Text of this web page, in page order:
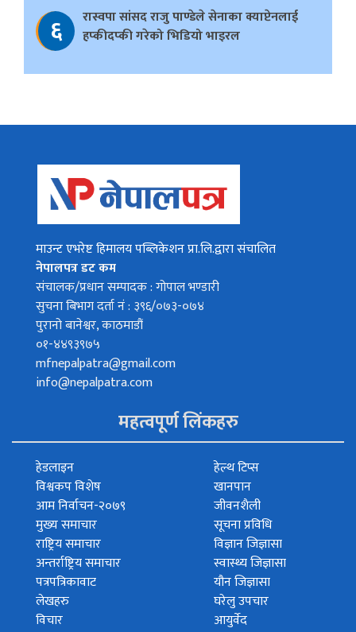
६
रास्वपा सांसद राजु पाण्डेले सेनाका क्याप्टेनलाई
हप्कीदप्की गरेको भिडियो भाइरल
माउन्ट एभरेष्ट हिमालय पब्लिकेशन प्रा.लि.द्वारा संचालित
नेपालपत्र डट कम
संचालक/प्रधान सम्पादक : गोपाल भण्डारी
सुचना बिभाग दर्ता नं : ३९६/०७३-०७४
पुरानो बानेश्वर, काठमाडौं
०१-४४९३९७५
mfnepalpatra@gmail.com
info@nepalpatra.com
महत्वपूर्ण लिंकहरु
हेडलाइन
विश्वकप विशेष
आम निर्वाचन-२०७९
मुख्य समाचार
राष्ट्रिय समाचार
अन्तर्राष्ट्रिय समाचार
पत्रपत्रिकावाट
लेखहरु
विचार
हेल्थ टिप्स
खानपान
जीवनशैली
सूचना प्रविधि
विज्ञान जिज्ञासा
स्वास्थ्य जिज्ञासा
यौन जिज्ञासा
घरेलु उपचार
आयुर्वेद